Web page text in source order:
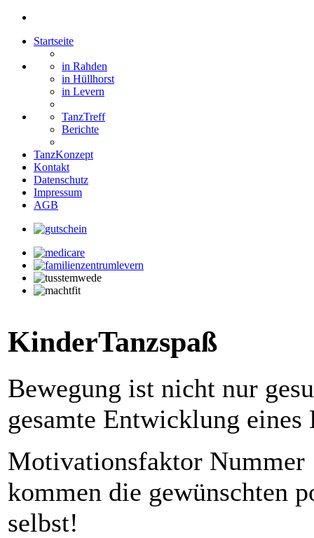
Startseite
in Rahden
in Hüllhorst
in Levern
TanzTreff
Berichte
TanzKonzept
Kontakt
Datenschutz
Impressum
AGB
KinderTanzspaß
Bewegung ist nicht nur
gesamte Entwicklung eines
Motivationsfaktor Nummer
kommen die gewünschten
selbst!